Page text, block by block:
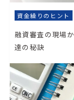
資金繰りのヒント
融資審査の現場
達の秘訣